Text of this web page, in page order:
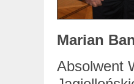
Marian
Absolwent